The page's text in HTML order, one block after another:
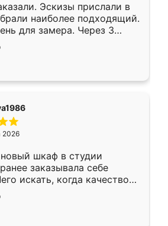
Эскизы прислали в
наиболее подходящий.
для замера. Через 3
уже готова. Остались
Спасибо Ренессанс
работу!
2026
новый шкаф в студии
заказывала себе
искать, когда качеством
Служит кухня уже почти
нет.